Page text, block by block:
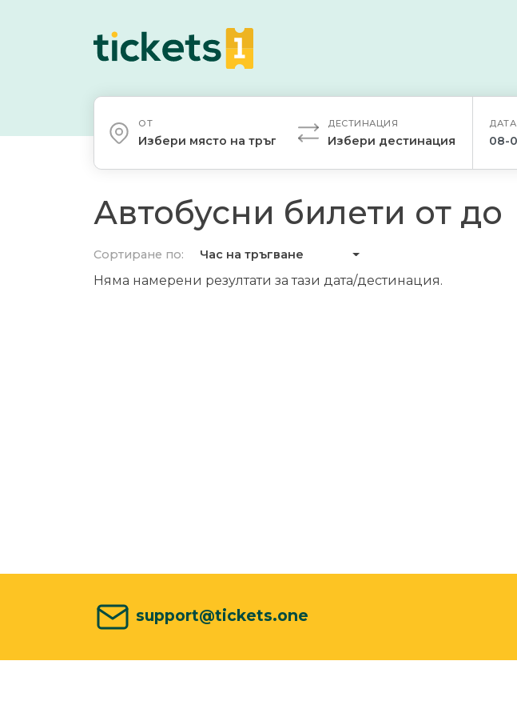
ОТ
Избери място на тръгване
ДЕСТИНАЦИЯ
Избери дестинация
ДАТА
Автобусни билети от до
Сортиране по: Час на тръгване
Няма намерени резултати за тази дата/дестинация.
support@tickets.one